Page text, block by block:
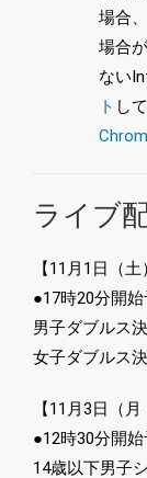
場合
場合
ない
ト し
ライブ
【11月1日（土
●17時20分開始
男子ダブルス
女子ダブルス
【11月3日（月
●12時30分開始
14歳以下男子